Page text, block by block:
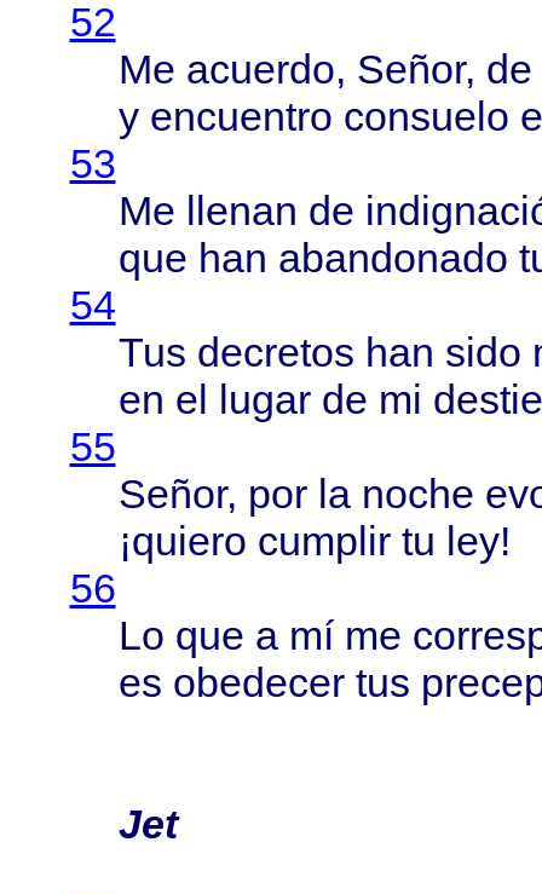
52
Me acuerdo, Señor,
y encuentro consuelo
53
Me llenan de
que han abandonado
54
Tus decretos han sido
en el lugarde mi
55
Señor, por la noche
¡quiero cumplirtu ley!
56
Lo que a mí me
es obedecertus
Jet